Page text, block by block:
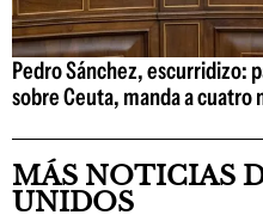
Pedro Sánchez, escurridizo:
sobre Ceuta, manda a cuatro
MÁS NOTICIAS
UNIDOS